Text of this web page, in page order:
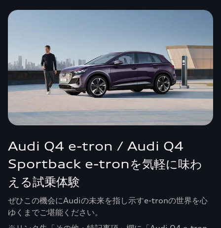
Audi Q4 e-tron / Audi Q4
Sportback e-tronを気軽に味わ
える試乗体験
ぜひこの機会にAudiの未来を指し示すe-tronの世界を心
ゆくまでご堪能ください。